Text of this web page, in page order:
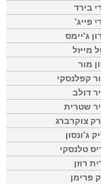
בירד
פייג'
ג'יימס
מייזל
מור
קפלנסקי
דולב
שטרית
צוקרברג
ג'ונסון
טלנסקי
רוזן
פרימן